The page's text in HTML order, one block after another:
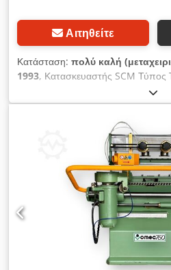
Αιτηθείτε
Κατάσταση: πολύ καλή
1993, Κατασκευαστής SCM Τύπος
κατασκευής 1993 Ενισχυμένος
-10° έως +45° Ηλεκτρονικό φρένο
αλλαγή πόλων Ρυθμίσεις στροφών:
3000/4500/6000/7000/10.000/min.
περιστροφή Διαστάσεις
Nadspfx Al Ssa Άξονας
τραπεζιού: 2x 650 mm Εξαγώγιμη
Αλουμινένες σιαγόνες οδηγού
μικρορύθμιση - ηλεκτρική
κλίσης Σύστημα προώθησης:
Σύνδεση αναρρόφησης: 120 x 120
περίπου 2700 x 1300 x 1600 mm
Τοποθεσία αποθήκης: 54634